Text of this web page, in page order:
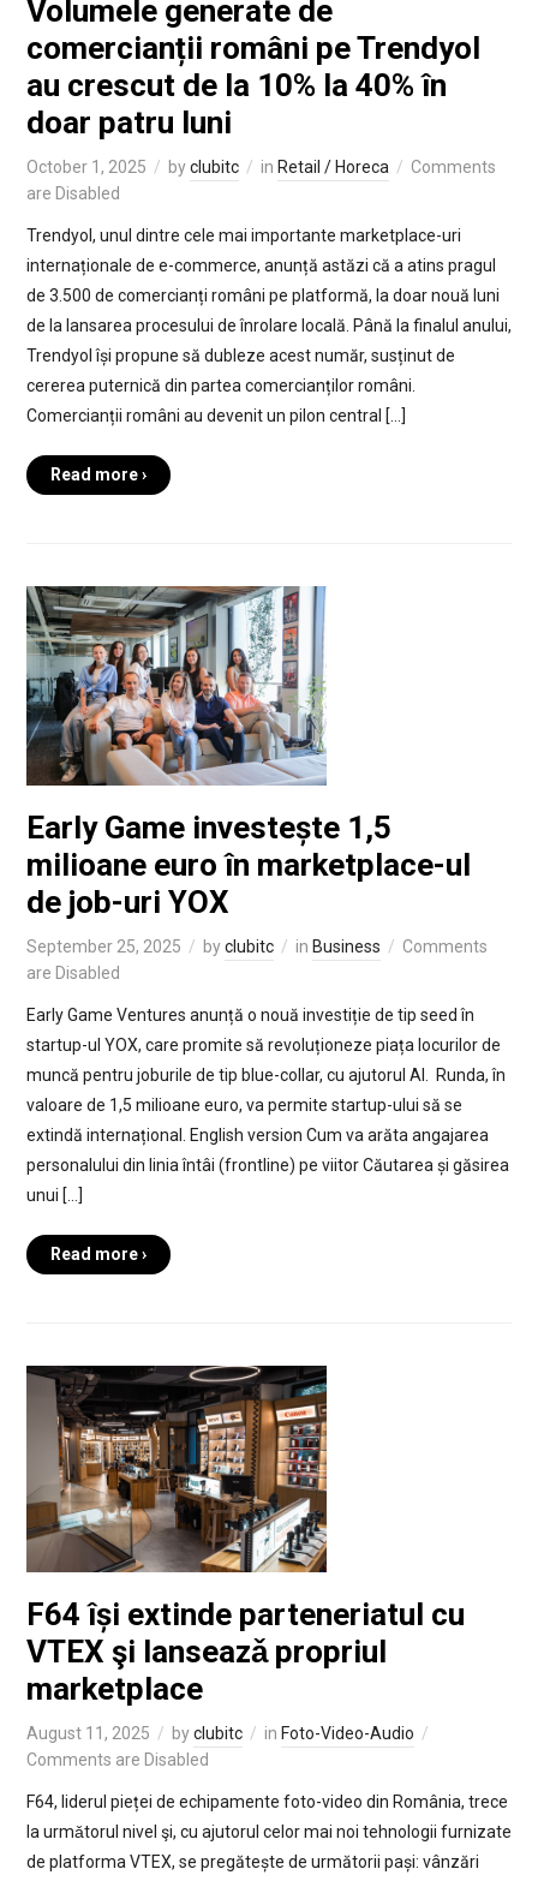
Volumele generate de
comercianții români pe Trendyol
au crescut de la 10% la 40% în
doar patru luni
October 1, 2025 byclubitc in Retail / Horeca
Comments
are Disabled
Trendyol, unul dintre cele mai importante marketplace-uri
internaționale de e-commerce, anunță astăzi că a atins pragul
de 3.500 de comercianți români pe platformă, la doar nouă luni
de la lansarea procesului de înrolare locală. Până la finalul anului,
Trendyol își propune să dubleze acest număr, susținut de
cererea puternică din partea comercianților români.
Comercianții români au devenit un pilon central […]
Read more ›
Early Game investește 1,5
milioane euro în marketplace-ul
de job-uri YOX
September 25, 2025 byclubitc in Business
Comments
are Disabled
Early Game Ventures anunță o nouă investiție de tip seed în
startup-ul YOX, care promite să revoluționeze piața locurilor de
muncă pentru joburile de tip blue-collar, cu ajutorul AI. Runda, în
valoare de 1,5 milioane euro, va permite startup-ului să se
extindă internațional. English version Cum va arăta angajarea
personalului din linia întâi (frontline) pe viitor Căutarea și găsirea
unui […]
Read more ›
F64 își extinde parteneriatul cu
VTEX şi lanseazǎ propriul
marketplace
August 11, 2025 byclubitc in Foto-Video-Audio
Comments are Disabled
F64, liderul pieței de echipamente foto-video din România, trece
la urmǎtorul nivel şi, cu ajutorul celor mai noi tehnologii furnizate
de platforma VTEX, se pregătește de următorii pași: vânzări